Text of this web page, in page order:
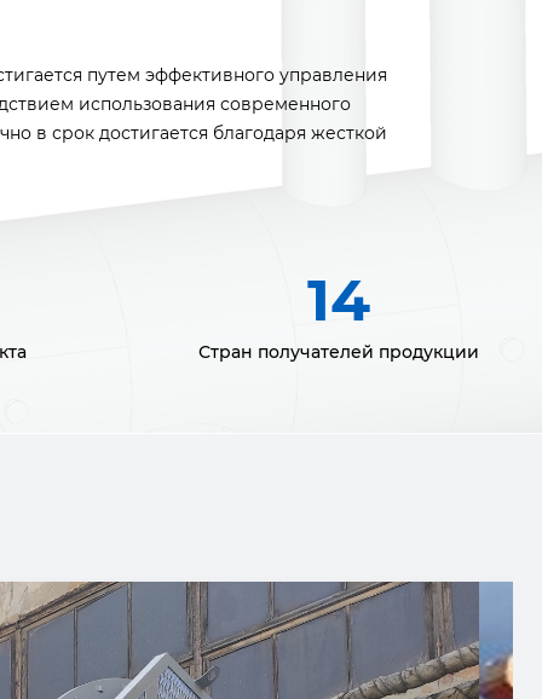
путем эффективного управления
использования современного
в срок достигается благодаря жесткой
14
Стран получателей продукции